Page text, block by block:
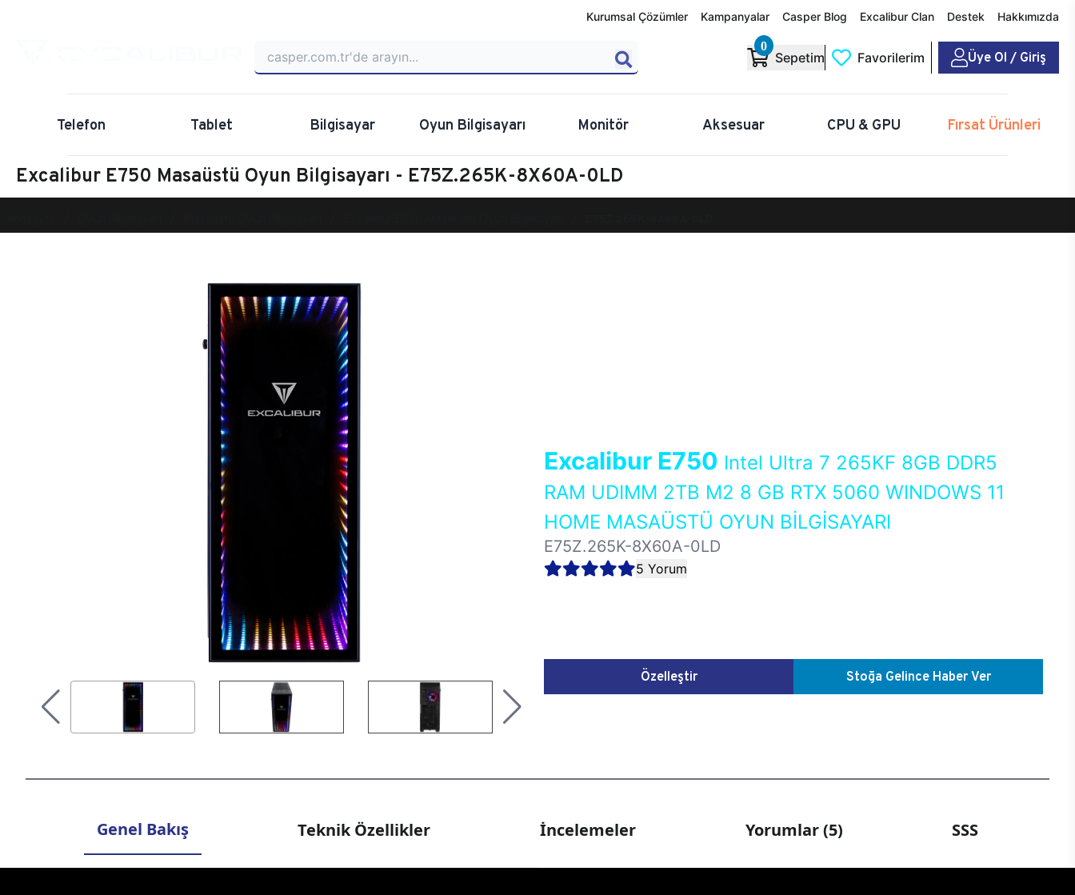
Kurumsal Çözümler Kampanyalar Casper Blog Excalibur Clan Destek Hakkımızda
0
Sepetim Favorilerim Üye Ol / Giriş
Telefon Tablet Bilgisayar Oyun Bilgisayarı Monitör Aksesuar CPU & GPU Fırsat Ürünleri
Excalibur E750 Masaüstü Oyun Bilgisayarı - E75Z.265K-8X60A-0LD
Excalibur E750 Intel Ultra 7 265KF 8GB DDR5
RAM UDIMM 2TB M2 8 GB RTX 5060 WINDOWS 11
HOME MASAÜSTÜ OYUN BİLGİSAYARI
E75Z.265K-8X60A-0LD
5 Yorum
Özelleştir Stoğa Gelince Haber Ver
Genel Bakış Teknik Özellikler İncelemeler Yorumlar (5) SSS